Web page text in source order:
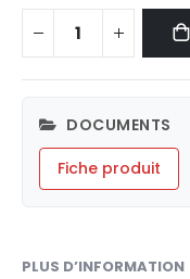
DOCUMENTS
Fiche produit
PLUS D’INFORMATION